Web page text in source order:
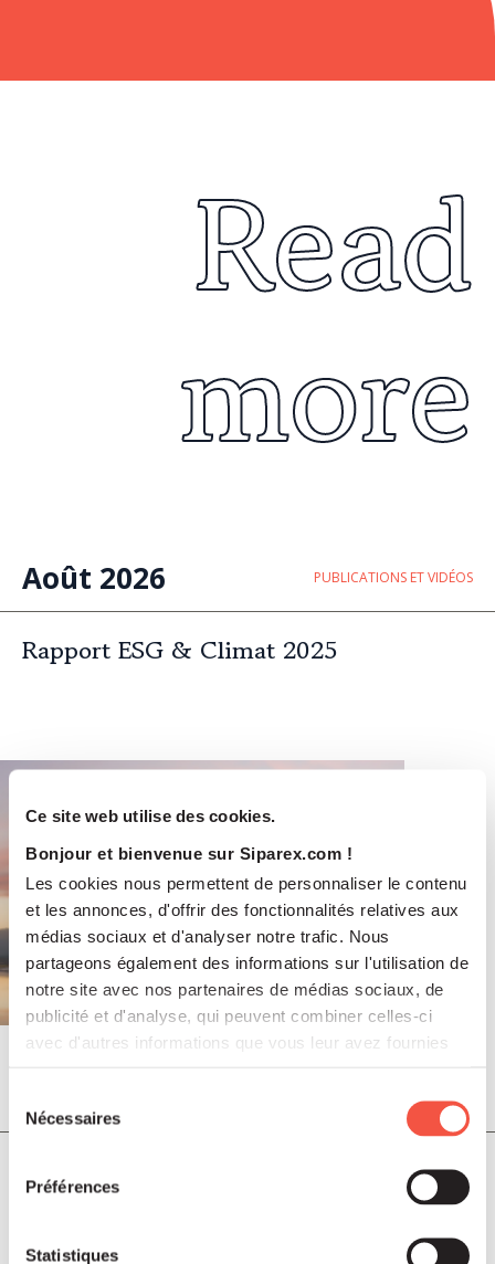
Ce site web utilise des cookies.
Bonjour et bienvenue sur Siparex.com !
Les cookies nous permettent de personnaliser le contenu
et les annonces, d'offrir des fonctionnalités relatives aux
médias sociaux et d'analyser notre trafic. Nous
partageons également des informations sur l'utilisation de
notre site avec nos partenaires de médias sociaux, de
publicité et d'analyse, qui peuvent combiner celles-ci
avec d'autres informations que vous leur avez fournies
Nécessaires
Préférences
Statistiques
Read
more
Août 2026 PUBLICATIONS ET VIDÉOS
Rapport ESG & Climat 2025
COMMUNIQUÉS DE PRESSE
Soutenu par Siparex ETI, Winncare
annonce l’acquisition de Montcalm